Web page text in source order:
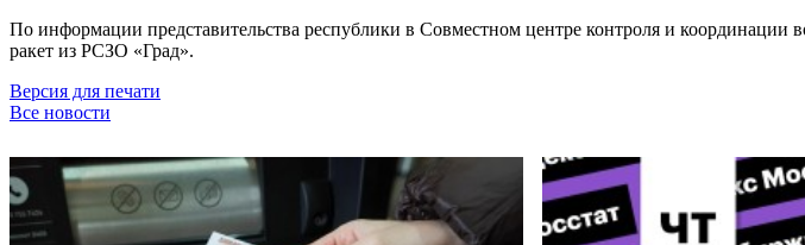
По информации представительства республики в Совместном центре контроля и
ракет из РСЗО «Град».
Версия для печати
Все новости